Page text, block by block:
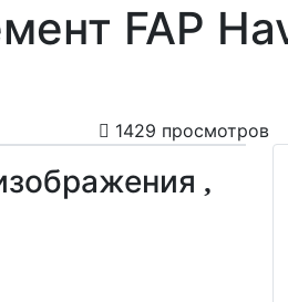
FAP
1429 просмотров